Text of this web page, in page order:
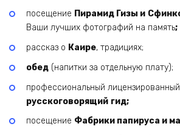
посещение Пирамид Гизы и
Ваши лучших фотографий на память;
рассказ о Каире, традициях;
обед (напитки за отдельную плату);
профессиональный лицензированный
русскоговорящий гид;
посещение Фабрики папируса и